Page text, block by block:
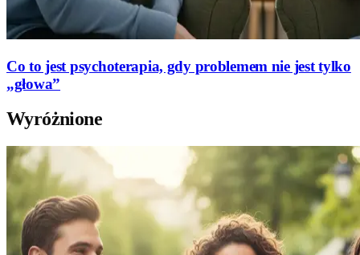
Co to jest psychoterapia, gdy problemem nie jest tylko
„głowa”
Wyróżnione